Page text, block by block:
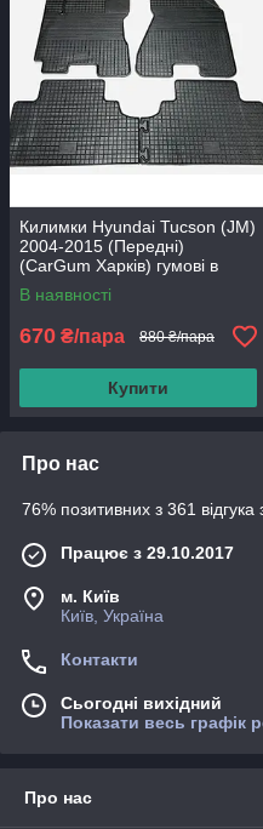
Килимки Hyundai Tucson (JM)
2004-2015 (Передні)
(CarGum Харків) гумові в
салон
В наявності
670 ₴/пара 880 ₴/пара
Купити
Про нас
76% позитивних з 361 відгука
Працює з 29.10.2017
м. Київ
Київ, Україна
Контакти
Сьогодні вихідний
Показати весь графік
Про нас